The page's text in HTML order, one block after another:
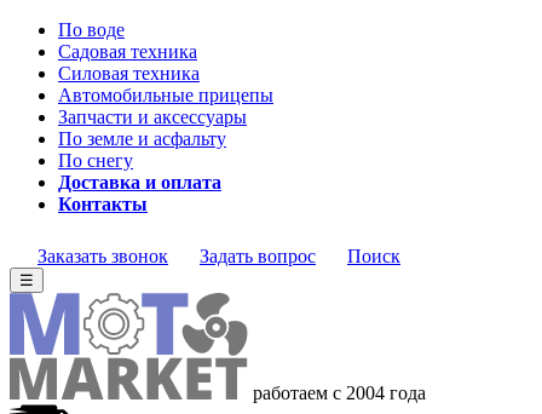
По воде
Садовая техника
Силовая техника
Автомобильные прицепы
Запчасти и аксессуары
По земле и асфальту
По снегу
Доставка и оплата
Контакты
Заказать звонок Задать вопрос Поиск
☰
работаем с 2004 года